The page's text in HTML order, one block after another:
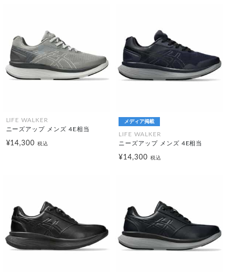
LIFE WALKER
ニーズアップ メンズ 4E相当
¥14,300税込
メディア掲載
LIFE WALKER
ニーズアップ メンズ 4E相当
¥14,300 税込